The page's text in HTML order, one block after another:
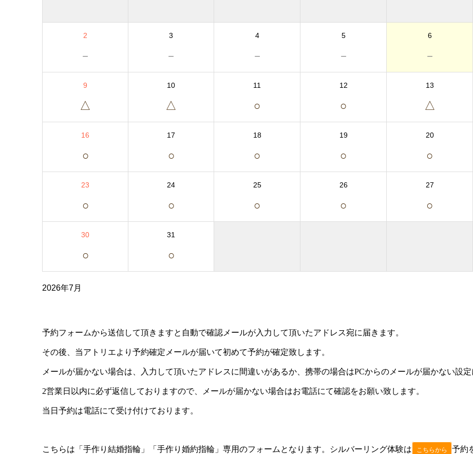
2
－
3
－
4
－
5
－
6
－
9
△
10
△
11
○
12
○
13
△
16
○
17
○
18
○
19
○
20
○
23
○
24
○
25
○
26
○
27
○
30
○
31
○
2026年7月
予約フォームから送信して頂きますと自動で確認メールが入力して頂いたアドレス宛に届きます。
その後、当アトリエより予約確定メールが届いて初めて予約が確定致します。
メールが届かない場合は、入力して頂いたアドレスに間違いがあるか、携帯の場合はPCからのメールが届かない設
2営業日以内に必ず返信しておりますので、メールが届かない場合はお電話にて確認をお願い致します。
当日予約は電話にて受け付けております。
こちらは「手作り結婚指輪」「手作り婚約指輪」専用のフォームとなります。シルバーリング体験は こちらから 予約